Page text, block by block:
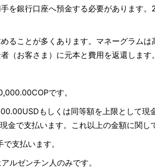
銀行口座へ預金する必要があります
ことが多くあります。マネーグラム
（お客さま）に元本と費用を返還します。
です。
もしくは同等額を上限として現
で支払います。これ以上の金額に関し
支払います。
ルゼンチン人のみです。